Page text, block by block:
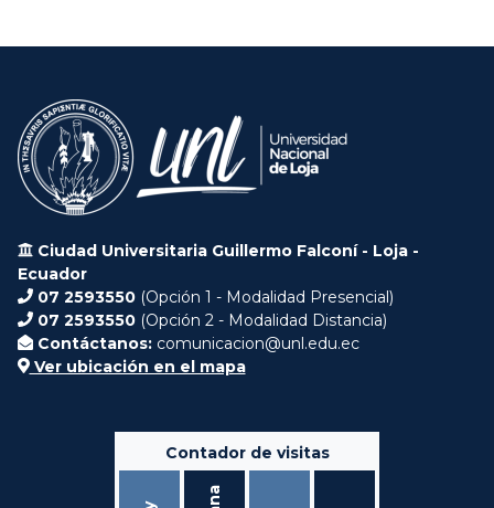
Ciudad Universitaria Guillermo Falconí - Loja -
Ecuador
07 2593550 (Opción 1 - Modalidad Presencial)
07 2593550 (Opción 2 - Modalidad Distancia)
Contáctanos: comunicacion@unl.edu.ec
Ver ubicación en el mapa
Contador de visitas